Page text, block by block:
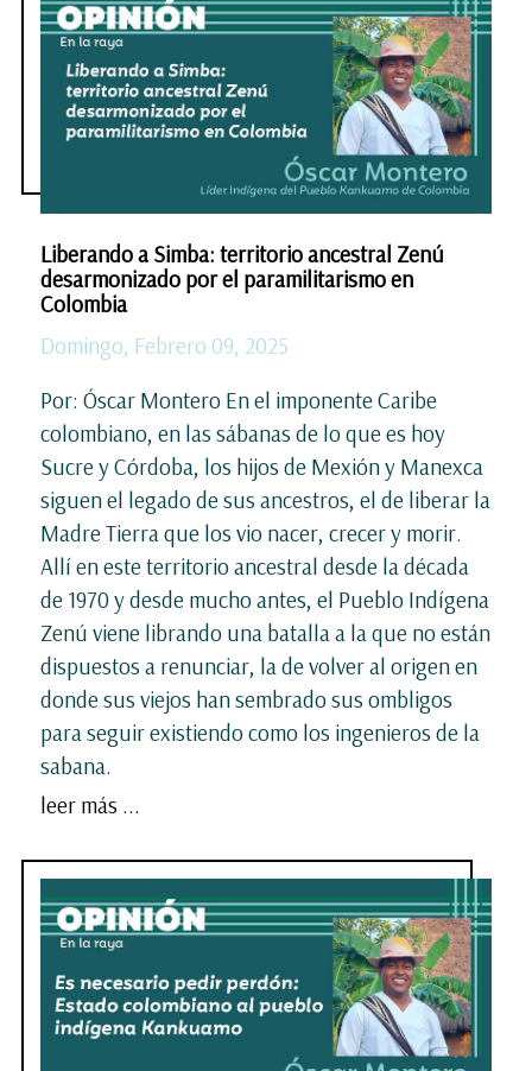
Liberando a Simba: territorio ancestral Zenú
desarmonizado por el paramilitarismo en
Colombia
Domingo, Febrero 09, 2025
Por: Óscar Montero En el imponente Caribe
colombiano, en las sábanas de lo que es hoy
Sucre y Córdoba, los hijos de Mexión y Manexca
siguen el legado de sus ancestros, el de liberar la
Madre Tierra que los vio nacer, crecer y morir.
Allí en este territorio ancestral desde la década
de 1970 y desde mucho antes, el Pueblo Indígena
Zenú viene librando una batalla a la que no están
dispuestos a renunciar, la de volver al origen en
donde sus viejos han sembrado sus ombligos
para seguir existiendo como los ingenieros de la
sabana.
leer más ...